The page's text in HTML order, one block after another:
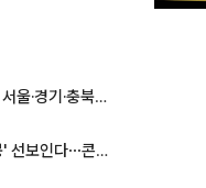
선관위 등 추가 압수수색
빅뱅, 20주년 기념 '새 뱅봉' 선보인다⋯콘서트 앞두고 팝업 개최